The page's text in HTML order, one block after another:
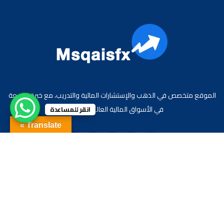
الموقع متخصص في الذهب والإستشارات المالية والتدريب، مع خبرة واسعة
في الأسواق المالية العالمية والعربية.
Translate »
انقر للمساعدة